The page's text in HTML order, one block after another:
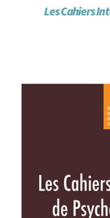
Les Cahiers